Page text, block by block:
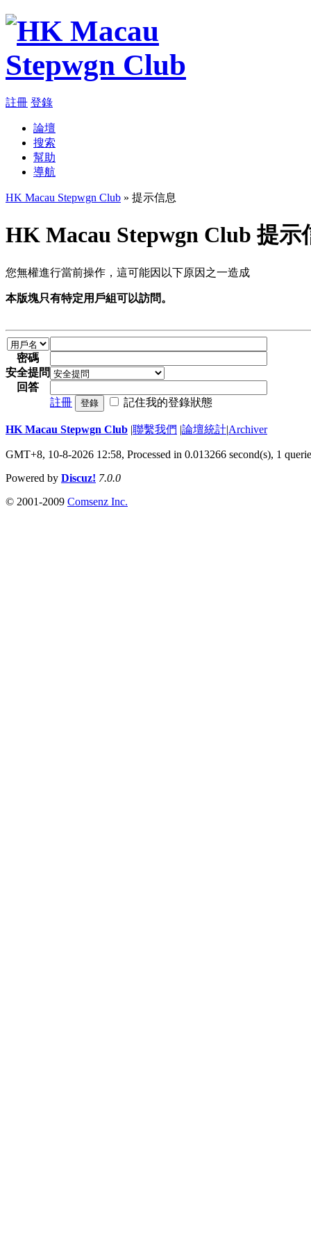
註冊 登錄
論壇
搜索
幫助
導航
HK Macau Stepwgn Club » 提示信息
HK Macau Stepwgn Club 提示
您無權進行當前操作，這可能因以下原因之一造成
本版塊只有特定用戶組可以訪問。
密碼
安全提問
回答
註冊
登錄 記住我的登錄狀態
HK Macau Stepwgn Club |聯繫我們 |論壇統計|Archiver
GMT+8, 10-8-2026 12:58, Processed in 0.013266 second(s), 1
Powered by Discuz! 7.0.0
© 2001-2009 Comsenz Inc.